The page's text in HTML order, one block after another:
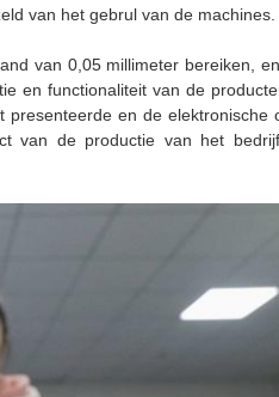
van het gebrul van de machines.
van 0,05 millimeter bereiken,
en functionaliteit van de
en de elektronische
van de productie van het